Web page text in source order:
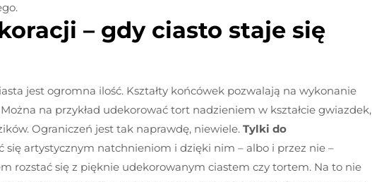
– gdy ciasto staje się
jest ogromna ilość. Kształty końcówek pozwalają na wykonanie
na przykład udekorować tort nadzieniem w kształcie gwiazdek,
Ograniczeń jest tak naprawdę, niewiele. Tylki do
się artystycznym natchnieniom i dzięki nim – albo i przez nie –
rozstać się z pięknie udekorowanym ciastem czy tortem. Na to nie